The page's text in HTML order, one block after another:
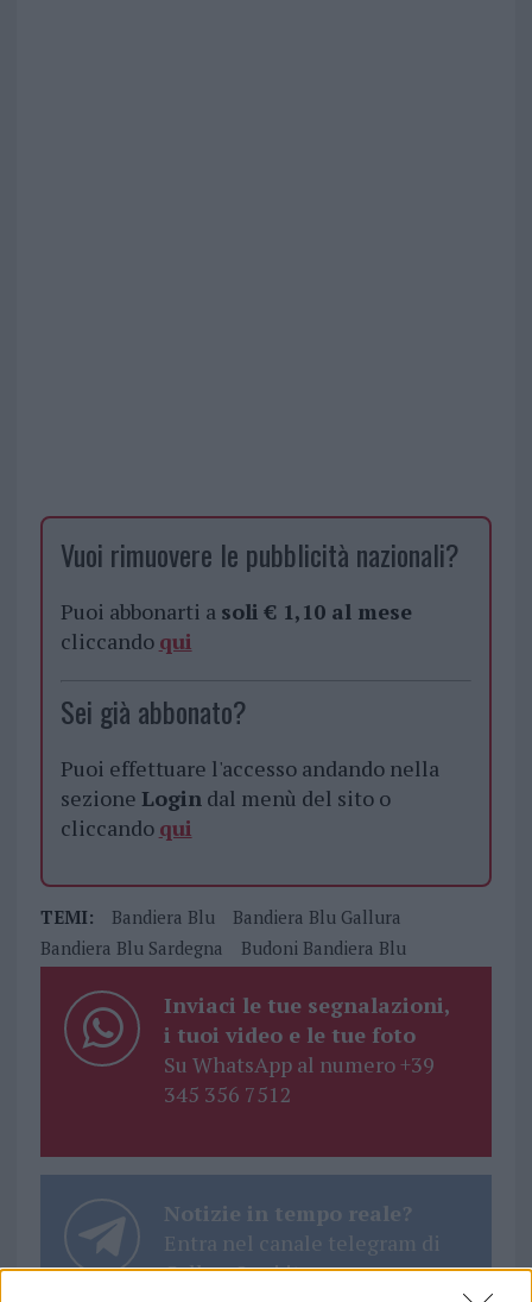
Vuoi rimuovere le pubblicità nazionali?
Puoi abbonarti a soli € 1,10 al mese
cliccando qui
Sei già abbonato?
Puoi effettuare l'accesso andando nella
sezione Logindal menù del sito o
cliccando qui
TEMI: Bandiera Blu
Bandiera Blu Gallura
Bandiera Blu Sardegna
Budoni Bandiera Blu
Inviaci le tue segnalazioni,
i tuoi video e le tue foto
Su WhatsApp al numero +39
345 356 7512
Notizie in tempo reale?
Entra nel canale telegram di
GalluraOggi.it